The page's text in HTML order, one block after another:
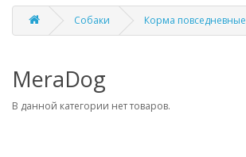
Собаки Корма повседневные
MeraDog
В данной категории нет товаров.